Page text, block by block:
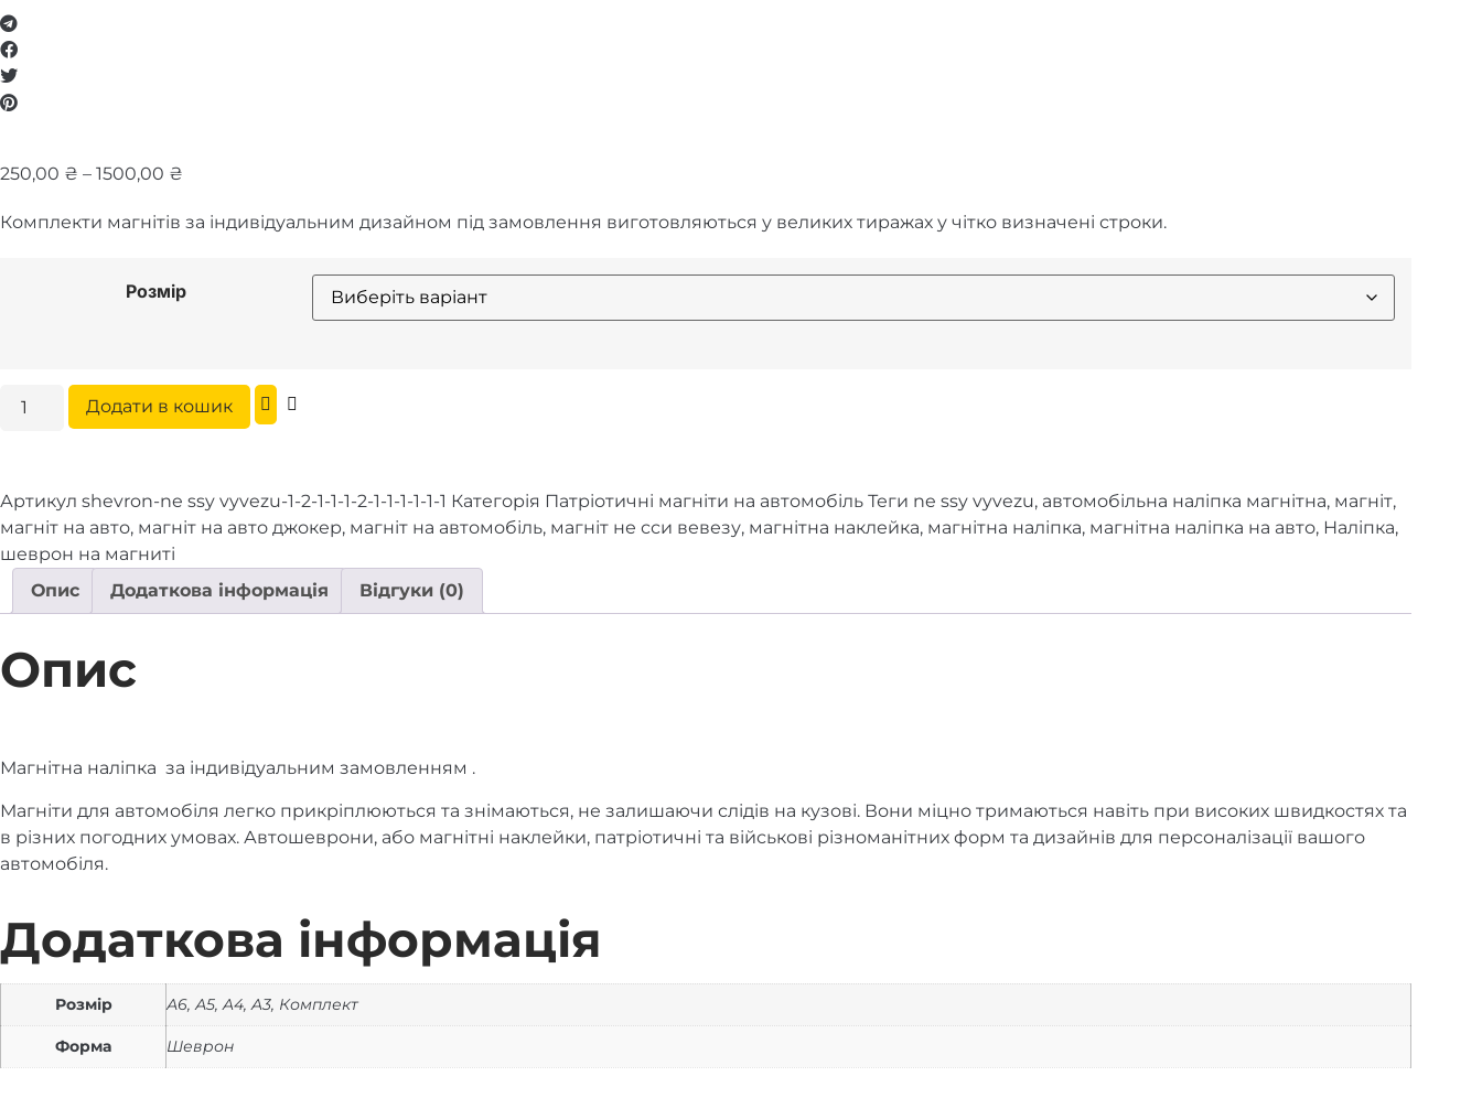
250,00 ₴ – 1500,00 ₴
250,00 ₴
Комплекти магнітів за індивідуальним дизайном під замовлення виготовляються у великих тиражах у чітко визначені строки.
Розмір
Магнітна
сси
вивезу!
кількість
Додати в кошик
Артикул shevron-ne ssy vyvezu-1-2-1-1-1-2-1-1-1-1-1-1 Категорія Патріотичні магніти на автомобіль Теги ne ssy vyvezu, автомобільна наліпка магнітна, магніт,
магніт на авто, магніт на авто джокер, магніт на автомобіль, магніт не сси вевезу, магнітна наклейка, магнітна наліпка, магнітна наліпка на авто, Наліпка,
шеврон на магниті
Опис
Додаткова інформація Відгуки (0)
Опис
Магнітна наліпка за індивідуальним замовленням .
Магніти для автомобіля легко прикріплюються та знімаються, не залишаючи слідів на кузові. Вони міцно тримаються навіть при високих швидкостях та
в різних погодних умовах. Автошеврони, або магнітні наклейки, патріотичні та військові різноманітних форм та дизайнів для персоналізації вашого
автомобіля.
Додаткова інформація
Розмір А6, А5, A4, A3, Комплект
Форма Шеврон